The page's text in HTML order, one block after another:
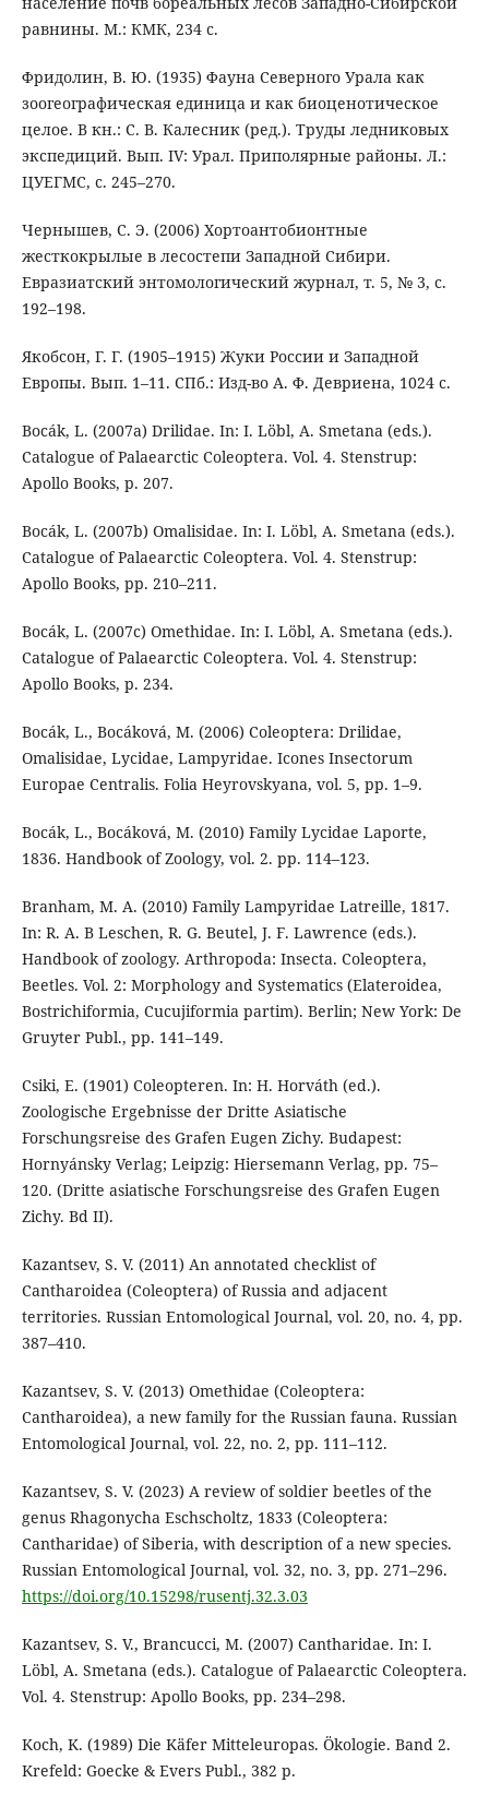
равнины. М.: КМК, 234 с.
Фридолин, В. Ю. (1935) Фауна Северного Урала как
зоогеографическая единица и как биоценотическое
целое. В кн.: С. В. Калесник (ред.). Труды ледниковых
экспедиций. Вып. IV: Урал. Приполярные районы. Л.:
ЦУЕГМС, с. 245–270.
Чернышев, С. Э. (2006) Хортоантобионтные
жесткокрылые в лесостепи Западной Сибири.
Евразиатский энтомологический журнал, т. 5, № 3, с.
192–198.
Якобсон, Г. Г. (1905–1915) Жуки России и Западной
Европы. Вып. 1–11. СПб.: Изд-во А. Ф. Девриена, 1024 c.
Bocák, L. (2007а) Drilidae. In: I. Löbl, A. Smetana (eds.).
Catalogue of Palaearctic Coleoptera. Vol. 4. Stenstrup:
Apollo Books, p. 207.
Bocák, L. (2007b) Omalisidae. In: I. Löbl, A. Smetana (eds.).
Catalogue of Palaearctic Coleoptera. Vol. 4. Stenstrup:
Apollo Books, pр. 210–211.
Bocák, L. (2007c) Omethidae. In: I. Löbl, A. Smetana (eds.).
Catalogue of Palaearctic Coleoptera. Vol. 4. Stenstrup:
Apollo Books, p. 234.
Bocák, L., Bocáková, M. (2006) Coleoptera: Drilidae,
Omalisidae, Lycidae, Lampyridae. Icones Insectorum
Europae Centralis. Folia Heyrovskyana, vol. 5, pp. 1–9.
Bocák, L., Bocáková, M. (2010) Family Lycidae Laporte,
1836. Handbook of Zoology, vol. 2. pp. 114–123.
Branham, M. A. (2010) Family Lampyridae Latreille, 1817.
In: R. A. B Leschen, R. G. Beutel, J. F. Lawrence (eds.).
Handbook of zoology. Arthropoda: Insecta. Coleoptera,
Beetles. Vol. 2: Morphology and Systematics (Elateroidea,
Bostrichiformia, Cucujiformia partim). Berlin; New York: De
Gruyter Publ., pp. 141–149.
Csiki, E. (1901) Coleopteren. In: H. Horváth (ed.).
Zoologische Ergebnisse der Dritte Asiatische
Forschungsreise des Grafen Eugen Zichy. Budapest:
Hornyánsky Verlag; Leipzig: Hiersemann Verlag, pp. 75–
120. (Dritte asiatische Forschungsreise des Grafen Eugen
Zichy. Bd II).
Kazantsev, S. V. (2011) An annotated checklist of
Cantharoidea (Coleoptera) of Russia and adjacent
territories. Russian Entomological Journal, vol. 20, no. 4, pp.
387–410.
Kazantsev, S. V. (2013) Omethidae (Coleoptera:
Cantharoidea), a new family for the Russian fauna. Russian
Entomological Journal, vol. 22, no. 2, pp. 111–112.
Kazantsev, S. V. (2023) A review of soldier beetles of the
genus Rhagonycha Eschscholtz, 1833 (Coleoptera:
Cantharidae) of Siberia, with description of a new species.
Russian Entomological Journal, vol. 32, no. 3, pp. 271–296.
https://doi.org/10.15298/rusentj.32.3.03
Kazantsev, S. V., Brancucci, M. (2007) Cantharidae. In: I.
Löbl, A. Smetana (eds.). Catalogue of Palaearctic Coleoptera.
Vol. 4. Stenstrup: Apollo Books, pp. 234–298.
Koch, K. (1989) Die Käfer Mitteleuropas. Ökologie. Band 2.
Krefeld: Goecke & Evers Publ., 382 p.